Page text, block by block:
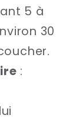
5 à
30
: